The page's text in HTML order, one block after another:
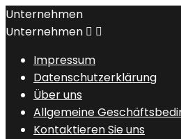
Unternehmen
Unternehmen  
Impressum
Datenschutzerklärung
Über uns
Allgemeine
Kontaktieren Sie uns